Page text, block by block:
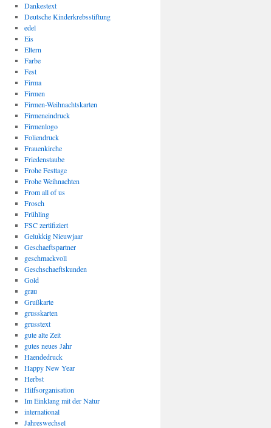
Dankestext
Deutsche Kinderkrebsstiftung
edel
Eis
Eltern
Farbe
Fest
Firma
Firmen
Firmen-Weihnachtskarten
Firmeneindruck
Firmenlogo
Foliendruck
Frauenkirche
Friedenstaube
Frohe Festtage
Frohe Weihnachten
From all of us
Frosch
Frühling
FSC zertifiziert
Gelukkig Nieuwjaar
Geschaeftspartner
geschmackvoll
Geschschaeftskunden
Gold
grau
Grußkarte
grusskarten
grusstext
gute alte Zeit
gutes neues Jahr
Haendedruck
Happy New Year
Herbst
Hilfsorganisation
Im Einklang mit der Natur
international
Jahreswechsel